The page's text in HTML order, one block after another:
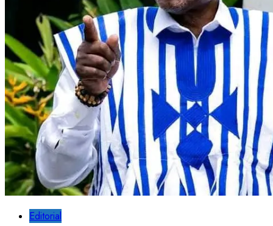
Editorial